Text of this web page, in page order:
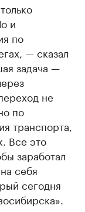
и
по
— сказал
задача —
не
по
транспорта,
Все это
заработал
себя
сегодня